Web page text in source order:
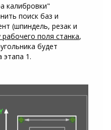
калибровки"
поиск баз и
(шпиндель, резак и
рабочего поля станка,
будет
этапа 1.